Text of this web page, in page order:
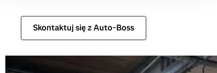
Skontaktuj się z Auto-Boss